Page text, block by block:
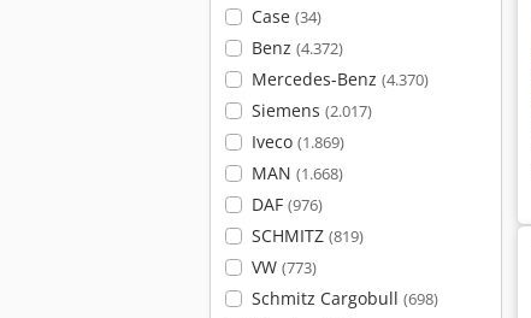
Case (34)
Benz (4.372)
Mercedes-Benz (4.370)
Siemens (2.017)
Iveco (1.869)
MAN (1.668)
DAF (976)
SCHMITZ (819)
VW (773)
Schmitz Cargobull (698)